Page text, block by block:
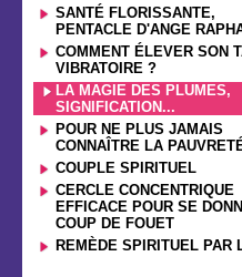
SANTÉ FLORISSANTE,
PENTACLE D'ANGE
COMMENT ÉLEVER SON
VIBRATOIRE ?
LA MAGIE DES PLUMES,
SIGNIFICATION...
POUR NE PLUS JAMAIS
CONNAÎTRE LA
COUPLE SPIRITUEL
CERCLE CONCENTRIQUE
EFFICACE POUR SE
COUP DE FOUET
REMÈDE SPIRITUEL PAR